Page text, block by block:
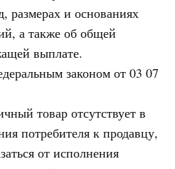
размерах и основаниях
а также об общей
выплате.
законом от 03 07
товар отсутствует в
потребителя к продавцу,
от исполнения